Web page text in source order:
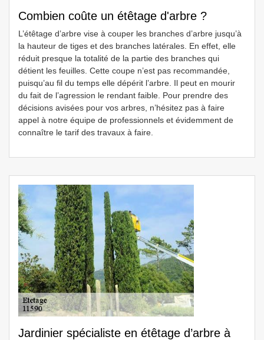
Combien coûte un étêtage d'arbre ?
L’étêtage d’arbre vise à couper les branches d’arbre jusqu’à
la hauteur de tiges et des branches latérales. En effet, elle
réduit presque la totalité de la partie des branches qui
détient les feuilles. Cette coupe n’est pas recommandée,
puisqu’au fil du temps elle dépérit l’arbre. Il peut en mourir
du fait de l’agression le rendant faible. Pour prendre des
décisions avisées pour vos arbres, n’hésitez pas à faire
appel à notre équipe de professionnels et évidemment de
connaître le tarif des travaux à faire.
Jardinier spécialiste en étêtage d’arbre à